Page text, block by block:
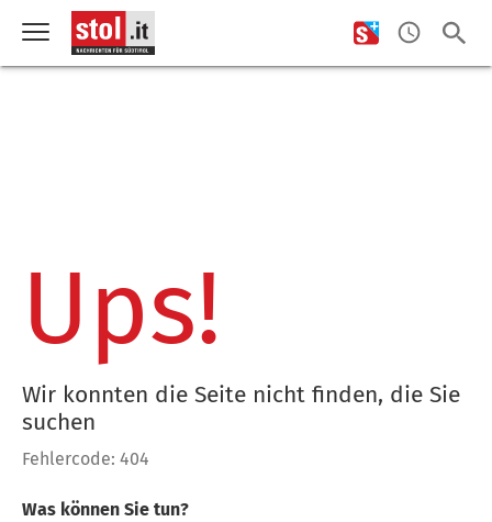
Ups!
Wir konnten die Seite nicht finden, die Sie
suchen
Fehlercode: 404
Was können Sie tun?